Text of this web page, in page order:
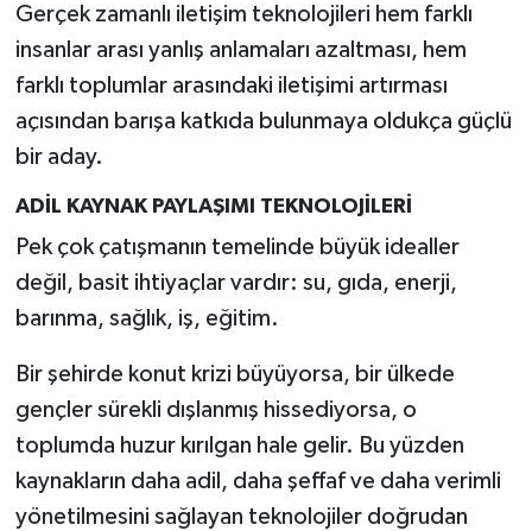
Gerçek zamanlı iletişim teknolojileri hem farklı
insanlar arası yanlış anlamaları azaltması, hem
farklı toplumlar arasındaki iletişimi artırması
açısından barışa katkıda bulunmaya oldukça güçlü
bir aday.
ADİL KAYNAK PAYLAŞIMI TEKNOLOJİLERİ
Pek çok çatışmanın temelinde büyük idealler
değil, basit ihtiyaçlar vardır: su, gıda, enerji,
barınma, sağlık, iş, eğitim.
Bir şehirde konut krizi büyüyorsa, bir ülkede
gençler sürekli dışlanmış hissediyorsa, o
toplumda huzur kırılgan hale gelir. Bu yüzden
kaynakların daha adil, daha şeffaf ve daha verimli
yönetilmesini sağlayan teknolojiler doğrudan